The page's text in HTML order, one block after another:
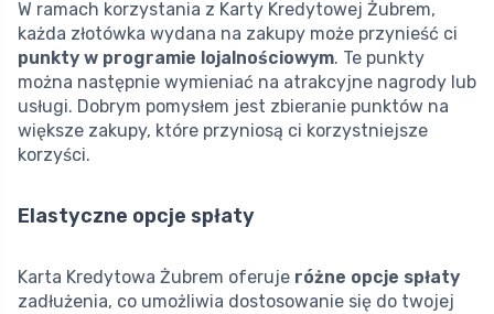
W ramach korzystania z Karty Kredytowej Żubrem,
każda złotówka wydana na zakupy może przynieść ci
punkty w programie lojalnościowym. Te punkty
można następnie wymieniać na atrakcyjne nagrody lub
usługi. Dobrym pomysłem jest zbieranie punktów na
większe zakupy, które przyniosą ci korzystniejsze
korzyści.
Elastyczne opcje spłaty
Karta Kredytowa Żubrem oferuje różne opcje spłaty
zadłużenia, co umożliwia dostosowanie się do twojej